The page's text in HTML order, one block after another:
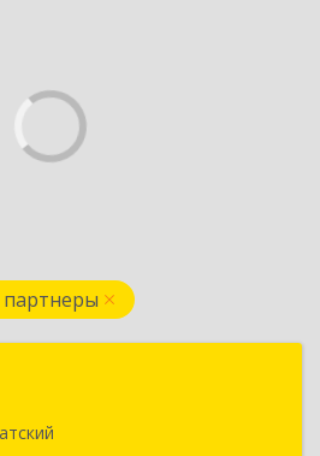
край, Петропавловск-